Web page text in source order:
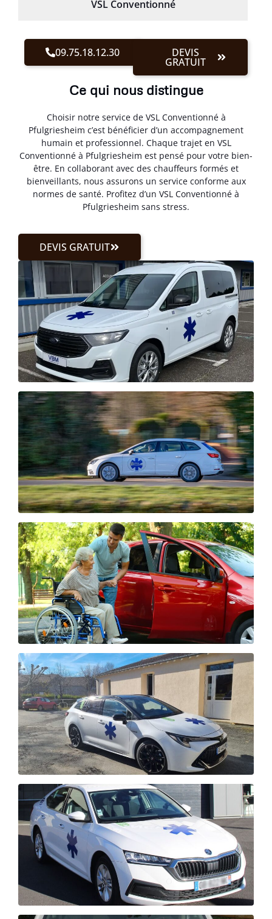
VSL Conventionné
09.75.18.12.30 DEVIS
GRATUIT
Ce qui nous distingue
Choisir notre service de VSL Conventionné à
Pfulgriesheim c’est bénéficier d’un accompagnement
humain et professionnel. Chaque trajet en VSL
Conventionné à Pfulgriesheim est pensé pour votre bien-
être. En collaborant avec des chauffeurs formés et
bienveillants, nous assurons un service conforme aux
normes de santé. Profitez d’un VSL Conventionné à
Pfulgriesheim sans stress.
DEVIS GRATUIT